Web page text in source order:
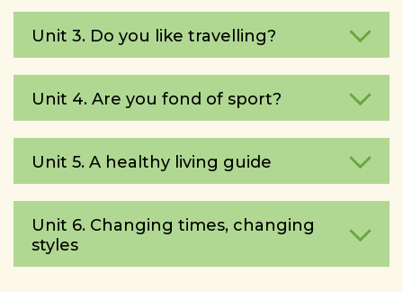
Unit 3. Do you like travelling?
Unit 4. Are you fond of sport?
Unit 5. A healthy living guide
Unit 6. Changing times, changing
styles